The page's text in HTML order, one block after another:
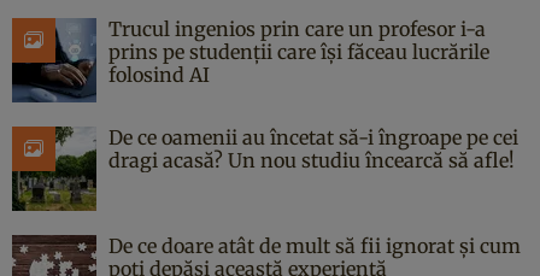
Trucul ingenios prin care un profesor i-a
prins pe studenții care își făceau lucrările
folosind AI
De ce oamenii au încetat să-i îngroape pe cei
dragi acasă? Un nou studiu încearcă să afle!
De ce doare atât de mult să fii ignorat și cum
poți depăși această experiență